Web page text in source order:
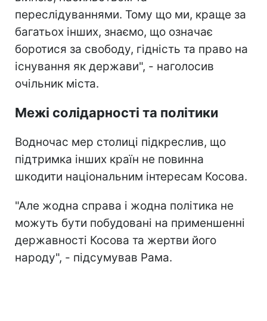
переслідуваннями. Тому що ми, краще за
багатьох інших, знаємо, що означає
боротися за свободу, гідність та право на
існування як держави", - наголосив
очільник міста.
Межі солідарності та політики
Водночас мер столиці підкреслив, що
підтримка інших країн не повинна
шкодити національним інтересам Косова.
"Але жодна справа і жодна політика не
можуть бути побудовані на применшенні
державності Косова та жертви його
народу", - підсумував Рама.